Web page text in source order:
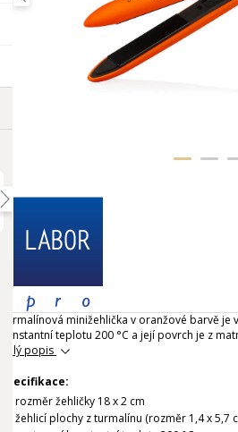
Turmalínová minižehlička v oranžové barvě
konstantní teplotu 200 °C a její povrch je z
Celý popis
Specifikace:
rozměr žehličky 18 x 2 cm
žehlicí plochy z turmalínu (rozměr 1,4 x 5,7